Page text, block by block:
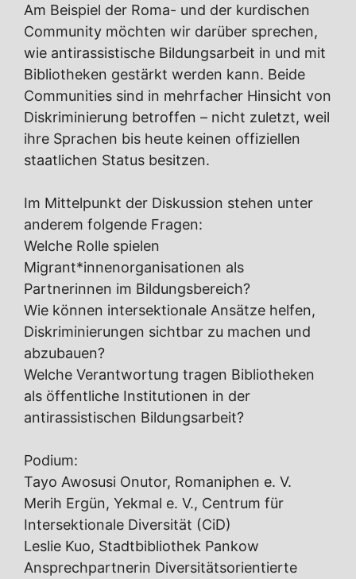
Am Beispiel der Roma- und der kurdischen
Community möchten wir darüber sprechen,
wie antirassistische Bildungsarbeit in und mit
Bibliotheken gestärkt werden kann. Beide
Communities sind in mehrfacher Hinsicht von
Diskriminierung betroffen – nicht zuletzt, weil
ihre Sprachen bis heute keinen offiziellen
staatlichen Status besitzen.
Im Mittelpunkt der Diskussion stehen unter
anderem folgende Fragen:
Welche Rolle spielen
Migrant*innenorganisationen als
Partnerinnen im Bildungsbereich?
Wie können intersektionale Ansätze helfen,
Diskriminierungen sichtbar zu machen und
abzubauen?
Welche Verantwortung tragen Bibliotheken
als öffentliche Institutionen in der
antirassistischen Bildungsarbeit?
Podium:
Tayo Awosusi Onutor, Romaniphen e. V.
Merih Ergün, Yekmal e. V., Centrum für
Intersektionale Diversität (CiD)
Leslie Kuo, Stadtbibliothek Pankow
Ansprechpartnerin Diversitätsorientierte